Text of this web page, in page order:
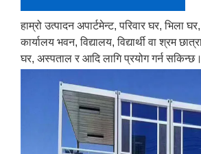
हाम्रो उत्पादन अपार्टमेन्ट, परिवार घर, भिला
कार्यालय भवन, विद्यालय, विद्यार्थी वा श्रम
घर, अस्पताल र आदि लागि प्रयोग गर्न सकिन्छ।